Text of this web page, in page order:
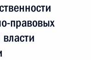
правовых